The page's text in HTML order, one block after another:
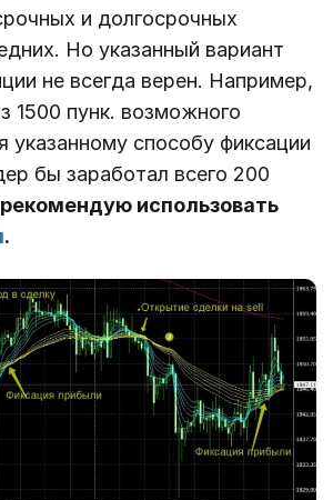
и долгосрочных
Но указанный вариант
не всегда верен. Например,
1500 пунк. возможного
указанному способу фиксации
бы заработал всего 200
рекомендую использовать
.